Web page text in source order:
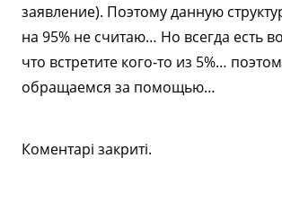
заявление). Поэтому данную
на 95% не считаю… Но всегда есть
что встретите кого-то из 5%…
обращаемся за помощью…
Коментарі закриті.